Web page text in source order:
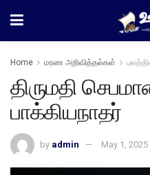
Home மரண அறிவித்தல்கள்
திருமதி
பாக்கியநாதர்
by admin May 1, 2025